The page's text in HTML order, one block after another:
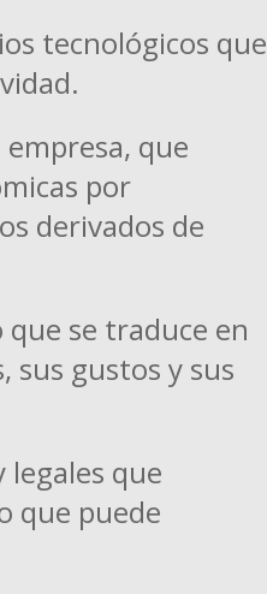
tecnológicos que
que
por
derivados de
se traduce en
sus gustos y sus
que
que puede